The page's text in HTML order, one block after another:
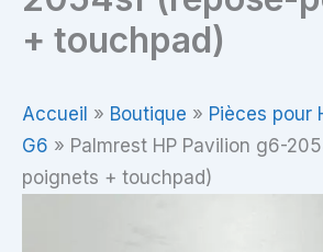
+ touchpad)
Accueil » Boutique » Pièces pour
G6 » Palmrest HP Pavilion g6-
poignets + touchpad)